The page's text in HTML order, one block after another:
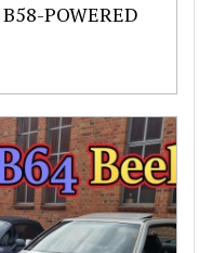
POWERED